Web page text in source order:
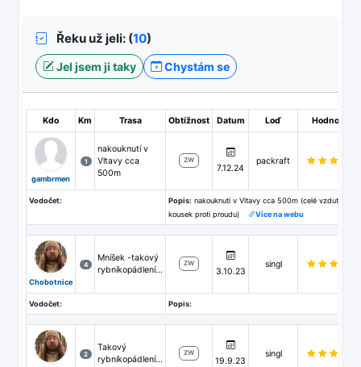
Řeku už jeli: (10)
Jel jsem ji taky Chystám se
Kdo Km Trasa Obtížnost Datum Loď Hodnocení
gambrmen
1
nakouknutí v
Vltavy cca
500m
ZW
7.12.24
packraft
Vodočet: Popis: nakouknutí v Vltavy cca 500m (celé vzdutí a
kousek proti proudu)
Více na webu
Chobotnice
4
Mníšek -takový
rybníkopádlení...
ZW
3.10.23
singl
Vodočet: Popis:
2
Takový
rybníkopádlení...
ZW
19.9.23
singl